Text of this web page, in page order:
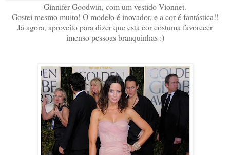
Ginnifer Goodwin, com um vestido Vionnet.
Gostei mesmo muito! O modelo é inovador, e a cor é fantástica!!
Já agora, aproveito para dizer que esta cor costuma favorecer
imenso pessoas branquinhas :)